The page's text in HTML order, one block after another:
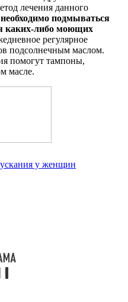
лечения данного
подмываться
каких-либо моющих
регулярное
подсолнечным маслом.
помогут тампоны,
масле.
у женщин